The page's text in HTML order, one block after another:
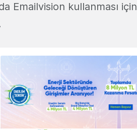
Emailvision kullanması için